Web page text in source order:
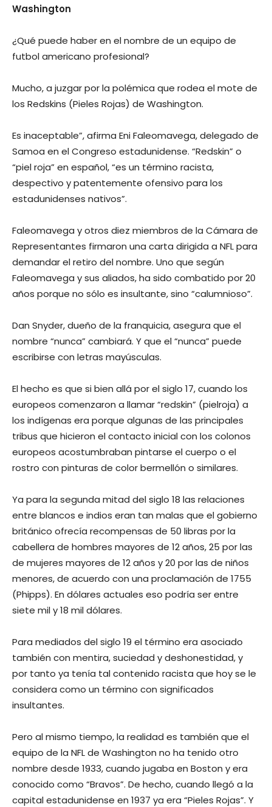
Washington
¿Qué puede haber en el nombre de un equipo de
futbol americano profesional?
Mucho, a juzgar por la polémica que rodea el mote de
los Redskins (Pieles Rojas) de Washington.
Es inaceptable”, afirma Eni Faleomavega, delegado de
Samoa en el Congreso estadunidense. “Redskin” o
“piel roja” en español, “es un término racista,
despectivo y patentemente ofensivo para los
estadunidenses nativos”.
Faleomavega y otros diez miembros de la Cámara de
Representantes firmaron una carta dirigida a NFL para
demandar el retiro del nombre. Uno que según
Faleomavega y sus aliados, ha sido combatido por 20
años porque no sólo es insultante, sino “calumnioso”.
Dan Snyder, dueño de la franquicia, asegura que el
nombre “nunca” cambiará. Y que el “nunca” puede
escribirse con letras mayúsculas.
El hecho es que si bien allá por el siglo 17, cuando los
europeos comenzaron a llamar “redskin” (pielroja) a
los indígenas era porque algunas de las principales
tribus que hicieron el contacto inicial con los colonos
europeos acostumbraban pintarse el cuerpo o el
rostro con pinturas de color bermellón o similares.
Ya para la segunda mitad del siglo 18 las relaciones
entre blancos e indios eran tan malas que el gobierno
británico ofrecía recompensas de 50 libras por la
cabellera de hombres mayores de 12 años, 25 por las
de mujeres mayores de 12 años y 20 por las de niños
menores, de acuerdo con una proclamación de 1755
(Phipps). En dólares actuales eso podría ser entre
siete mil y 18 mil dólares.
Para mediados del siglo 19 el término era asociado
también con mentira, suciedad y deshonestidad, y
por tanto ya tenía tal contenido racista que hoy se le
considera como un término con significados
insultantes.
Pero al mismo tiempo, la realidad es también que el
equipo de la NFL de Washington no ha tenido otro
nombre desde 1933, cuando jugaba en Boston y era
conocido como “Bravos”. De hecho, cuando llegó a la
capital estadunidense en 1937 ya era “Pieles Rojas”. Y